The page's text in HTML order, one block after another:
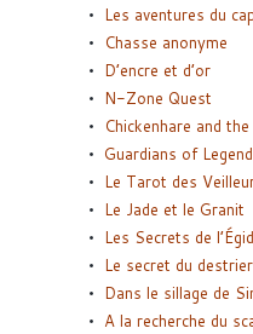
Les aventures du
Chasse anonyme
D’encre et d’or
N-Zone Quest
Chickenhare and
Guardians of
Le Tarot des
Le Jade et le Granit
Les Secrets de
Le secret du destrier
Dans le sillage de
A la recherche du